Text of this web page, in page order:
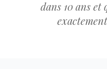
dans 10 ans